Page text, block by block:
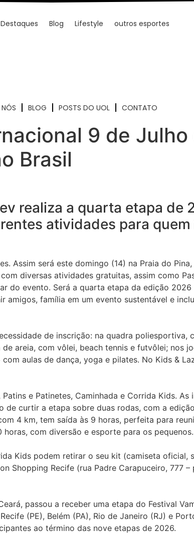
Destaques Blog Lifestyle outros esportes
BLOG POSTS DO UOL CONTATO
9 de
Brasil
realiza a quarta etapa de
atividades para quem
Assim será este domingo (14) na Praia do
diversas atividades gratuitas, assim como
do evento. Será a quarta etapa da edição
amigos, família em um evento sustentável e
de inscrição: na quadra poliesportiva,
areia, com vôlei, beach tennis e futvôlei; nos
aulas de dança, yoga e pilates. No Kids &
e Patinetes, Caminhada e Corrida Kids.
de curtir a etapa sobre duas rodas, com a
4 km, tem saída às 9 horas, perfeita para
com diversão e esporte para os pequenos.
Kids podem retirar o seu kit (camiseta oficial,
Shopping Recife (rua Padre Carapuceiro, 777
passou a receber uma etapa do Festival
(PE), Belém (PA), Rio de Janeiro (RJ) e
ao término das nove etapas de 2026.